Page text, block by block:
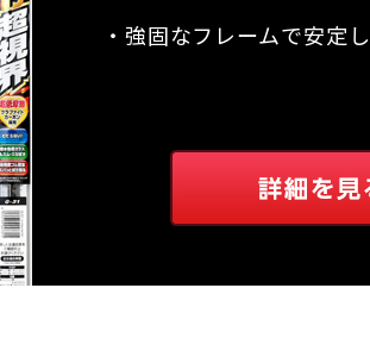
・強固なフレームで安定